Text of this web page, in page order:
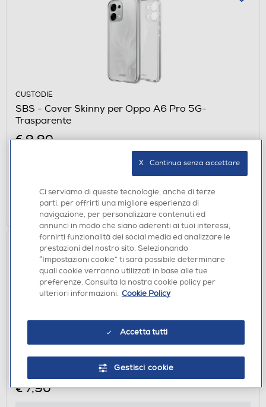
CUSTODIE
SBS - Cover Skinny per Oppo A6 Pro 5G-
Trasparente
€ 9,90
Ritiro in negozio in 30' gratuito:verifica
AGGIUNGI
CAVI - ADATTATORI
SBS - 3,5 connection cavo jack to jack stereo 1m,-
€ 7,90
Ci serviamo di queste tecnologie, anche di terze
parti, per offrirti una migliore esperienza di
navigazione, per personalizzare contenuti ed
annunci in modo che siano aderenti ai tuoi interessi,
fornirti funzionalità dei social media ed analizzare le
prestazioni del nostro sito. Selezionando
“Impostazioni cookie” ti sarà possibile determinare
quali cookie verranno utilizzati in base alle tue
preferenze. Consulta la nostra cookie policy per
ulteriori informazioni. Cookie Policy
Accetta tutti
Gestisci cookie
X   Continua senza accettare